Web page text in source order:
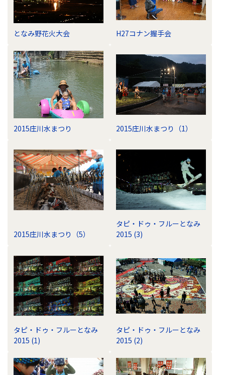
となみ野花火大会 H27コナン握手会
2015庄川水まつり 2015庄川水まつり（1）
2015庄川水まつり（5）
タピ・ドゥ・フルーとなみ
2015 (3)
タピ・ドゥ・フルーとなみ
2015 (1)
タピ・ドゥ・フルーとなみ
2015 (2)